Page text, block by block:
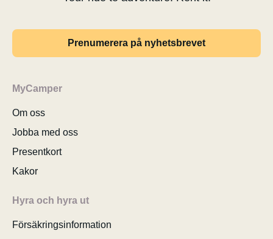
Prenumerera på nyhetsbrevet
MyCamper
Om oss
Jobba med oss
Presentkort
Kakor
Hyra och hyra ut
Försäkringsinformation